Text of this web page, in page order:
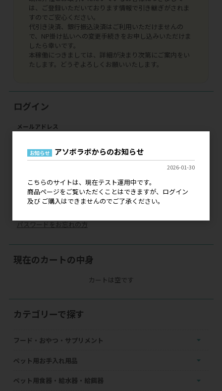
は、ご登録いただいております情報で引き継ぎがされま
すのでご安心ください。
代引き決済、銀行振込決済はご利用いただけませんの
で、NP掛け払いへの変更手続きをお申し込みいただけま
したら幸いです。
本稼働につきましては、詳細が決まり次第にご案内をい
たします。どうぞよろしくお願いいたします。
ログイン
メールアドレス
パスワード
ログイン
パスワードをお忘れの方
現在のカートの中身
カートは空です
カテゴリーで探す
フード・おやつ・サプリメント
ペット用お手入れ用品
ペット用食器・給水器・給餌器
お知らせ アソボラボからのお知らせ
2026-01-30
こちらのサイトは、現在テスト運用中です。
商品ページをご覧いただくことはできますが、ログイン
及び ご購入はできませんのでご了承ください。